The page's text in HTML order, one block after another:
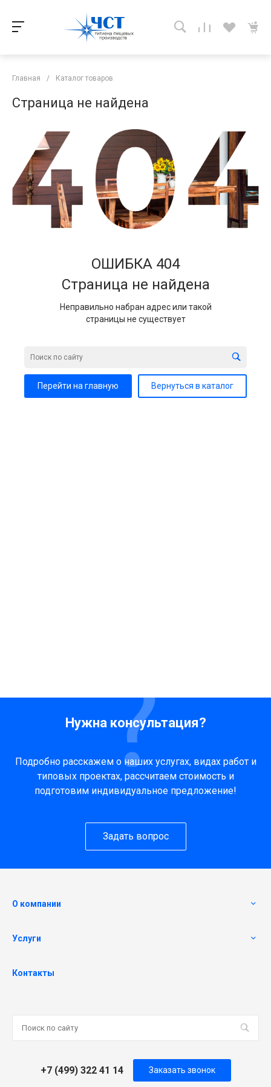
Главная / Каталог товаров
Страница не найдена
ОШИБКА 404
Страница не найдена
Неправильно набран адрес или такой
страницы не существует
Перейти на главную Вернуться в каталог
Нужна консультация?
Подробно расскажем о наших услугах, видах работ и
типовых проектах, рассчитаем стоимость и
подготовим индивидуальное предложение!
Задать вопрос
О компании
Услуги
Контакты
+7 (499) 322 41 14 Заказать звонок